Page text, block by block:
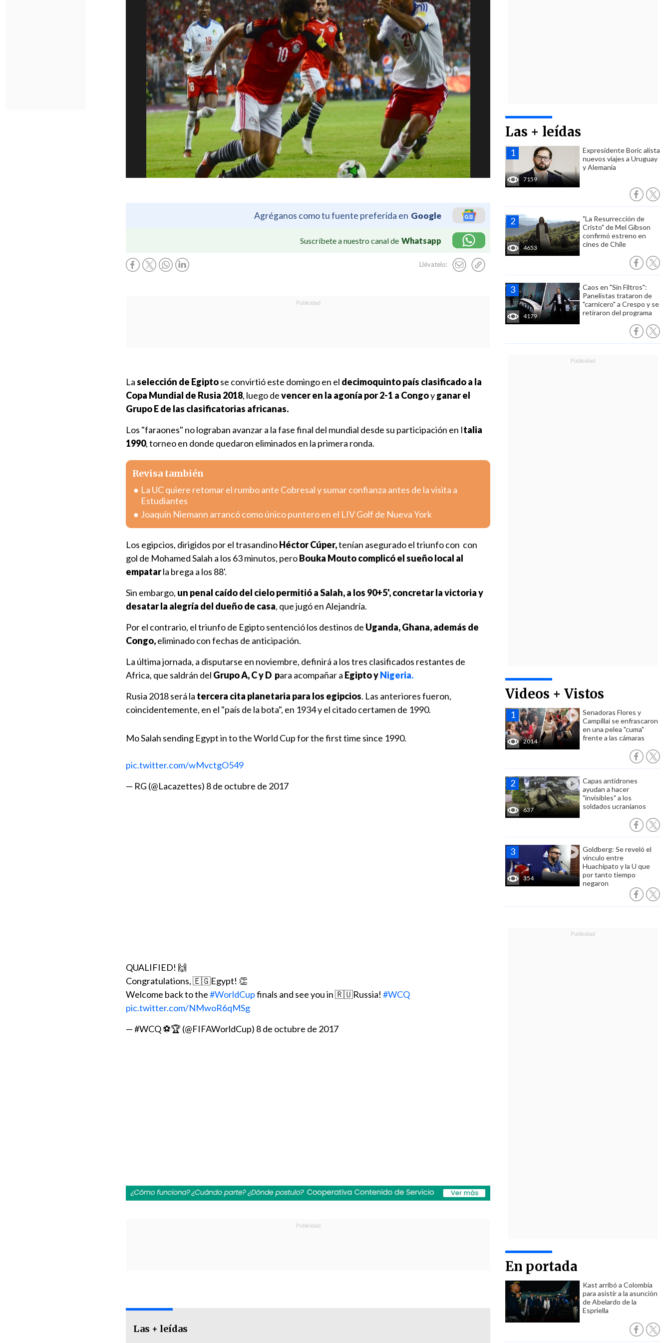
Agréganos como tu fuente preferida en Google
Suscríbete a nuestro canal de Whatsapp
Llévatelo:
Las + leídas
7159
Expresidente Boric alista
nuevos viajes a Uruguay
y Alemania
4653
"La Resurrección de
Cristo" de Mel Gibson
confirmó estreno en
cines de Chile
4179
Caos en "Sin Filtros":
Panelistas trataron de
"carnicero" a Crespo y se
retiraron del programa
Videos + Vistos
2014
Senadoras Flores y
Campillai se enfrascaron
en una pelea "cuma"
frente a las cámaras
637
Capas antidrones
ayudan a hacer
"invisibles" a los
soldados ucranianos
354
Goldberg: Se reveló el
vínculo entre
Huachipato y la U que
por tanto tiempo
negaron
En portada
Kast arribó a Colombia
para asistir a la asunción
de Abelardo de la
Espriella
Laselección de Egiptose convirtió este domingo en el decimoquinto país clasificado a la
Copa Mundial de Rusia 2018, luego devencer en la agonía por 2-1 a Congoyganar el
Grupo E de las clasificatorias africanas.
Los "faraones" no lograban avanzar a la fase final del mundial desde su participación en Italia
1990, torneo en donde quedaron eliminados en la primera ronda.
Revisa también
La UC quiere retomar el rumbo ante Cobresal y sumar confianza antes de la visita a
Estudiantes
Joaquín Niemann arrancó como único puntero en el LIV Golf de Nueva York
Los egipcios, dirigidos por el trasandinoHéctor Cúper,tenían asegurado el triunfo con con
gol de Mohamed Salah a los 63 minutos, peroBouka Mouto complicó el sueño local al
empatarla brega a los 88'.
Sin embargo, un penal caído del cielo permitió a Salah, a los 90+5', concretar la victoria y
desatar la alegría del dueño de casa, que jugó en Alejandría.
Por el contrario, el triunfo de Egipto sentenció los destinos de Uganda, Ghana, además de
Congo,eliminado con fechas de anticipación.
La última jornada, a disputarse en noviembre, definirá a los tres clasificados restantes de
Africa, que saldrán del Grupo A, C y D para acompañar a Egipto yNigeria.
Rusia 2018 será la tercera cita planetaria para los egipcios. Las anteriores fueron,
coincidentemente, en el "país de la bota", en 1934 y el citado certamen de 1990.
Mo Salah sending Egypt in to the World Cup for the first time since 1990.
pic.twitter.com/wMvctgO549
— RG (@Lacazettes) 8 de octubre de 2017
QUALIFIED! 🙌
Congratulations, 🇪🇬Egypt! 👏
Welcome back to the#WorldCupfinals and see you in 🇷🇺Russia! #WCQ
pic.twitter.com/NMwoR6qMSg
— #WCQ ⚽️🏆 (@FIFAWorldCup) 8 de octubre de 2017
Las + leídas